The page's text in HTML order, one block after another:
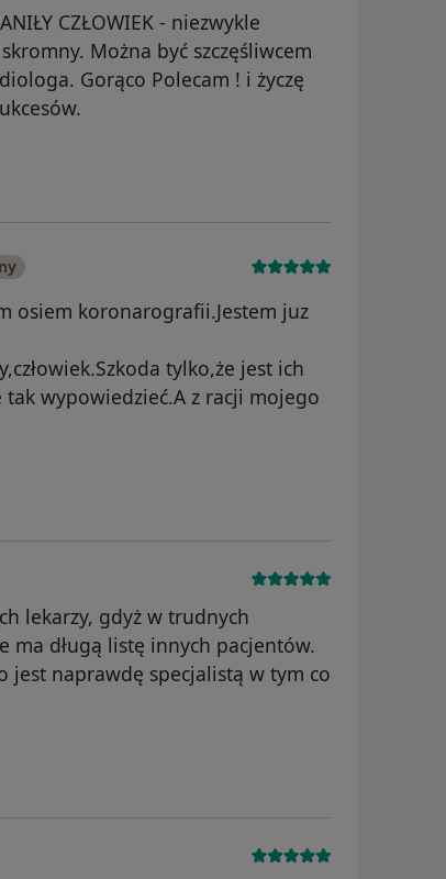
CZŁOWIEK - niezwykle
Można być szczęśliwcem
Gorąco Polecam ! i życzę
osiem koronarografii.Jestem juz
tylko,że jest ich
wypowiedzieć.A z racji mojego
lekarzy, gdyż w trudnych
ma długą listę innych pacjentów.
jest naprawdę specjalistą w tym co